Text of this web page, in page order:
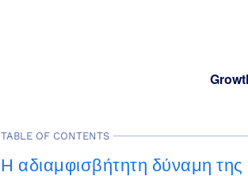
TABLE OF CONTENTS
Η αδιαμφισβήτητη δύναμη